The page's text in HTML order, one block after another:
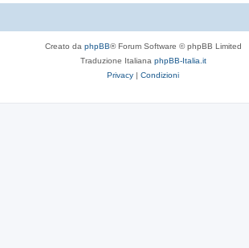
Creato da phpBB® Forum Software © phpBB Limited
Traduzione Italiana phpBB-Italia.it
Privacy | Condizioni